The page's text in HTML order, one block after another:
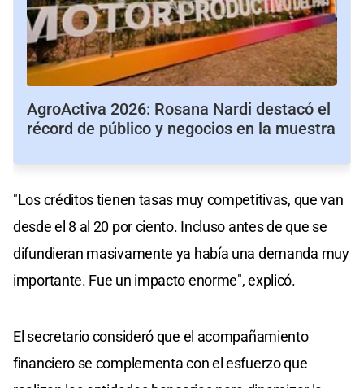
AgroActiva 2026: Rosana Nardi destacó el
récord de público y negocios en la muestra
"Los créditos tienen tasas muy competitivas, que van
desde el 8 al 20 por ciento. Incluso antes de que se
difundieran masivamente ya había una demanda muy
importante. Fue un impacto enorme", explicó.
El secretario consideró que el acompañamiento
financiero se complementa con el esfuerzo que